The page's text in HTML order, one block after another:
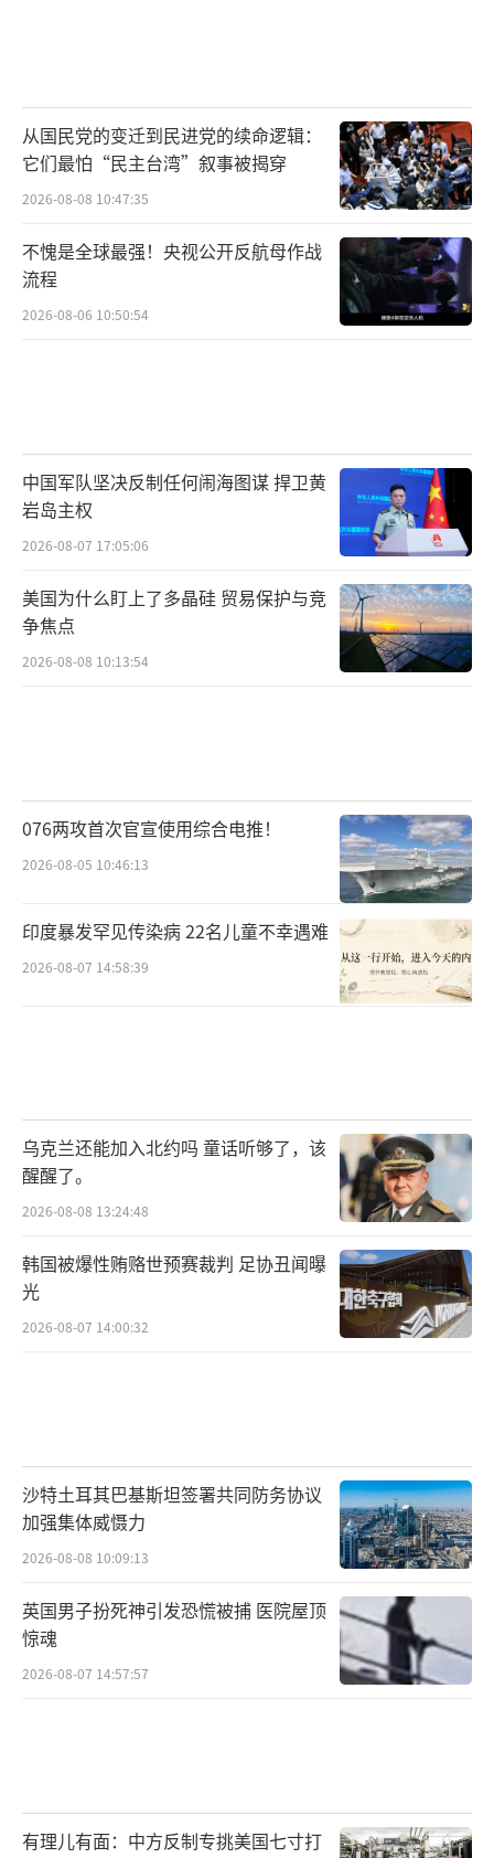
从国民党的变迁到民进党的续命逻辑：
它们最怕“民主台湾”叙事被揭穿
2026-08-08 10:47:35
不愧是全球最强！央视公开反航母作战
流程
2026-08-06 10:50:54
中国军队坚决反制任何闹海图谋 捍卫黄
岩岛主权
2026-08-07 17:05:06
美国为什么盯上了多晶硅 贸易保护与竞
争焦点
2026-08-08 10:13:54
076两攻首次官宣使用综合电推！
2026-08-05 10:46:13
印度暴发罕见传染病 22名儿童不幸遇难
2026-08-07 14:58:39
乌克兰还能加入北约吗 童话听够了，该
醒醒了。
2026-08-08 13:24:48
韩国被爆性贿赂世预赛裁判 足协丑闻曝
光
2026-08-07 14:00:32
沙特土耳其巴基斯坦签署共同防务协议
加强集体威慑力
2026-08-08 10:09:13
英国男子扮死神引发恐慌被捕 医院屋顶
惊魂
2026-08-07 14:57:57
有理儿有面：中方反制专挑美国七寸打